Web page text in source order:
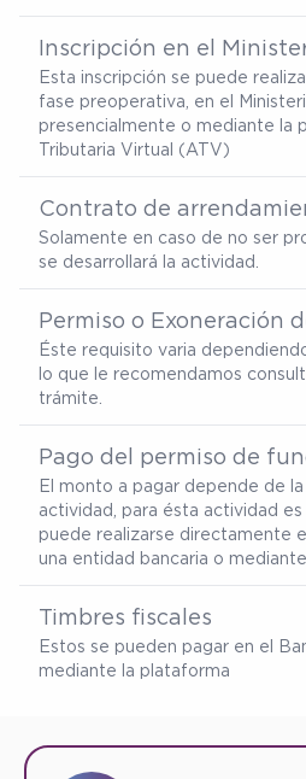
Inscripción en el
Esta inscripción se puede
fase preoperativa, en el
presencialmente o mediante la
Tributaria Virtual (ATV)
Contrato de
Solamente en caso de no ser
se desarrollará la actividad.
Permiso o Exoneración
Éste requisito varia
lo que le recomendamos
trámite.
Pago del permiso de
El monto a pagar depende de
actividad, para ésta actividad
puede realizarse directamente
una entidad bancaria o
Timbres fiscales
Estos se pueden pagar en el
mediante la plataforma